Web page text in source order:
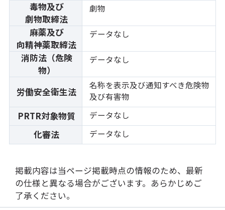
毒物及び
劇物取締法
劇物
麻薬及び
向精神薬取締法
データなし
消防法（危険
物）
データなし
労働安全衛生法
名称を表示及び通知すべき危険物
及び有害物
PRTR対象物質 データなし
化審法 データなし
掲載内容は当ページ掲載時点の情報のため、最新
の仕様と異なる場合がございます。あらかじめご
了承ください。